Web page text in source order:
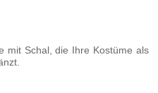
mit Schal, die Ihre Kostüme als